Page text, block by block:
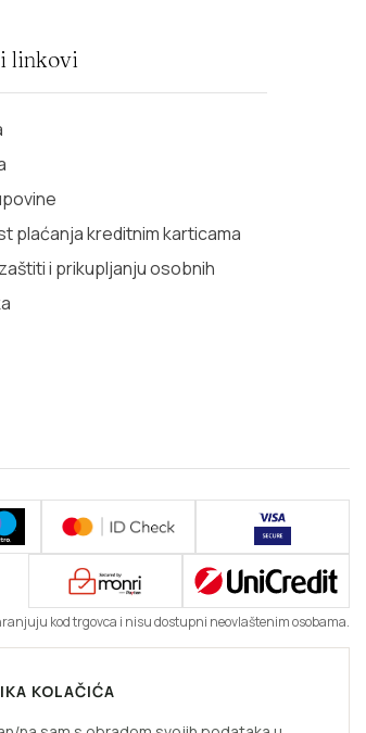
linkovi
plaćanja kreditnim karticama
i prikupljanju osobnih
kod trgovca i nisu dostupni neovlaštenim osobama.
KOLAČIĆA